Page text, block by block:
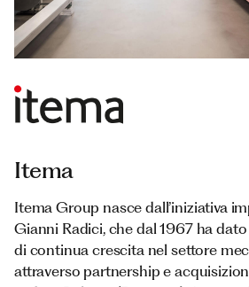
Itema
Itema Group nasce dall’iniziativa
Gianni Radici, che dal 1967 ha
di continua crescita nel settore
attraverso partnership e